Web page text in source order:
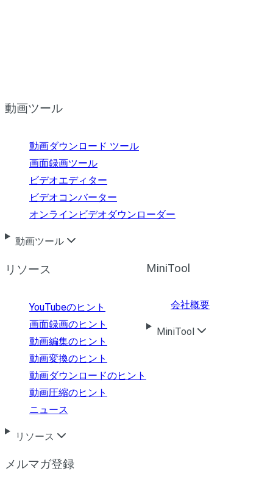
動画ツール
動画ダウンロード ツール
画面録画ツール
ビデオエディター
ビデオコンバーター
オンラインビデオダウンローダー
動画ツール
リソース
YouTubeのヒント
画面録画のヒント
動画編集のヒント
動画変換のヒント
動画ダウンロードのヒント
動画圧縮のヒント
ニュース
リソース
MiniTool
会社概要
MiniTool
メルマガ登録